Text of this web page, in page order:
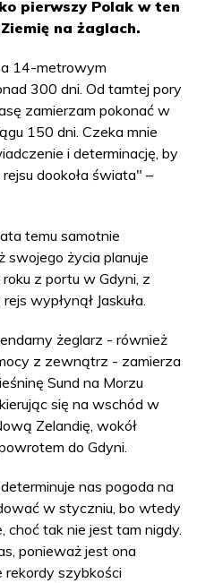
pierwszy Polak w ten
na żaglach.
14-metrowym
300 dni. Od tamtej pory
zamierzam pokonać w
150 dni. Czeka mnie
i determinację, by
dookoła świata" –
temu samotnie
swojego życia planuje
z portu w Gdyni, z
wypłynął Jaskuła.
żeglarz - również
z zewnątrz - zamierza
Sund na Morzu
się na wschód w
Zelandię, wokół
do Gdyni.
nas pogoda na
w styczniu, bo wtedy
choć tak nie jest tam nigdy.
ponieważ jest ona
rekordy szybkości